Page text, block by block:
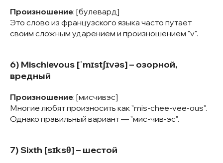
Произношение: [булевард]
Это слово из французского языка часто путает
своим сложным ударением и произношением "v".
6) Mischievous [ˈmɪstʃɪvəs] – озорной,
вредный
Произношение: [мисчивэс]
Многие любят произносить как "mis-chee-vee-ous".
Однако правильный вариант — "мис-чив-эс".
7) Sixth [sɪksθ] – шестой